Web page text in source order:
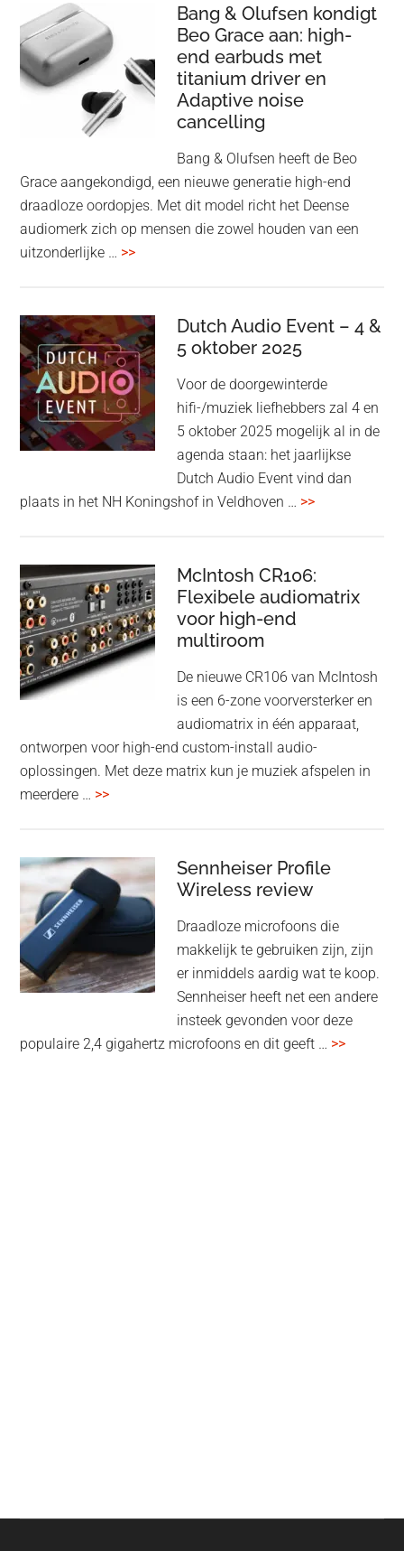
nu
ook
in
‘lossless’
kwaliteit
Bang & Olufsen kondigt
Beo Grace aan: high-
end earbuds met
titanium driver en
Adaptive noise
cancelling
Bang & Olufsen heeft de Beo
Grace aangekondigd, een nieuwe generatie high-end
draadloze oordopjes. Met dit model richt het Deense
audiomerk zich op mensen die zowel houden van een
uitzonderlijke … >>overBang
kondigt
Beo
Grace
aan:
high-
end
earbuds
titanium
Adaptive
noise
cancelling
Dutch Audio Event – 4 &
5 oktober 2025
Voor de doorgewinterde
hifi-/muziek liefhebbers zal 4 en
5 oktober 2025 mogelijk al in de
agenda staan: het jaarlijkse
Dutch Audio Event vind dan
plaats in het NH Koningshof in Veldhoven … >>overDutch
–
4
McIntosh CR106:
Flexibele audiomatrix
voor high-end
multiroom
De nieuwe CR106 van McIntosh
is een 6-zone voorversterker en
audiomatrix in één apparaat,
ontworpen voor high-end custom-install audio-
oplossingen. Met deze matrix kun je muziek afspelen in
meerdere … >>overMcIntosh
audiomatrix
voor
high-
end
multiroom
Sennheiser Profile
Wireless review
Draadloze microfoons die
makkelijk te gebruiken zijn, zijn
er inmiddels aardig wat te koop.
Sennheiser heeft net een andere
insteek gevonden voor deze
populaire 2,4 gigahertz microfoons en dit geeft … >>